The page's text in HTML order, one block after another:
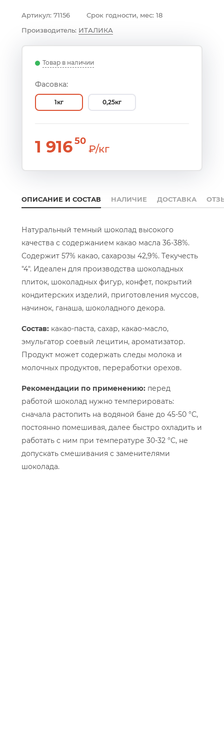
Артикул: 71156 Срок годности, мес: 18
Производитель: ИТАЛИКА
Товар в наличии
Фасовка:
1кг 0,25кг
1 91650
₽/кг
ОПИСАНИЕ И СОСТАВ НАЛИЧИЕ ДОСТАВКА
Натуральный темный шоколад высокого
качества с содержанием какао масла 36-38%.
Содержит 57% какао, сахарозы 42,9%. Tекучесть
"4". Идеален для производства шоколадных
плиток, шоколадных фигур, конфет, покрытий
кондитерских изделий, приготовления муссов,
начинок, ганаша, шоколадного декора.
Состав: какао-паста, сахар, какао-масло,
эмульгатор соевый лецитин, ароматизатор.
Продукт может содержать следы молока и
молочных продуктов, переработки орехов.
Рекомендации по применению: перед
работой шоколад нужно темперировать:
сначала растопить на водяной бане до 45-50 °С,
постоянно помешивая, далее быстро охладить и
работать с ним при температуре 30-32 °С, не
допускать смешивания с заменителями
шоколада.